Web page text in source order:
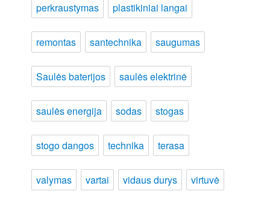
perkraustymas plastikiniai langai
remontas santechnika saugumas
Saulės baterijos saulės elektrinė
saulės energija sodas stogas
stogo dangos technika terasa
valymas vartai vidaus durys virtuvė